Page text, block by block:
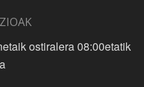
ostiralera 08:00etatik